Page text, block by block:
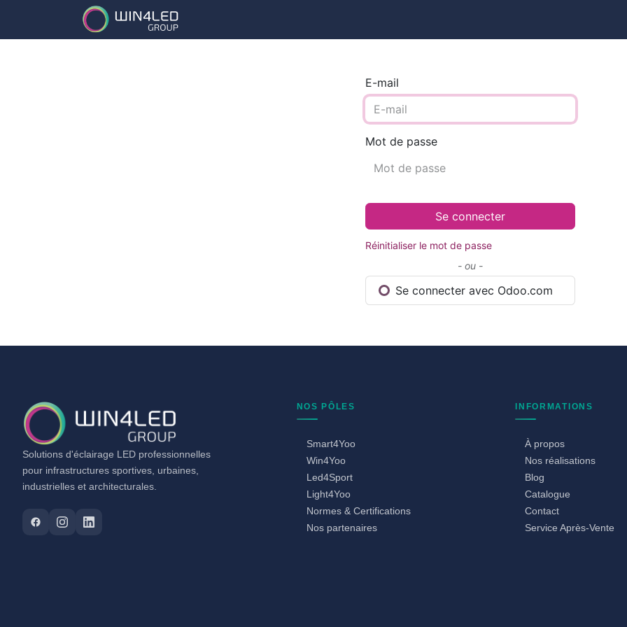
E-mail
Mot de passe
Se connecter
Réinitialiser le mot de passe
- ou -
Se connecter avec Odoo.com
Solutions d'éclairage LED professionnelles
pour infrastructures sportives, urbaines,
industrielles et architecturales.
NOS PÔLES
Smart4Yoo
Win4Yoo
Led4Sport
Light4Yoo
Normes & Certifications
Nos partenaires
INFORMATIONS
À propos
Nos réalisations
Blog
Catalogue
Contact
Service Après-Vente